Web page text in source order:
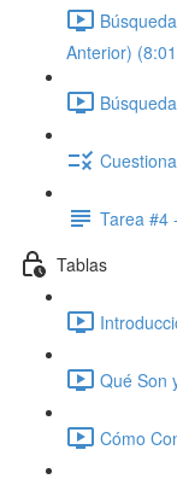
Anterior)
Tarea #4
Tablas
Qué Son
Cómo